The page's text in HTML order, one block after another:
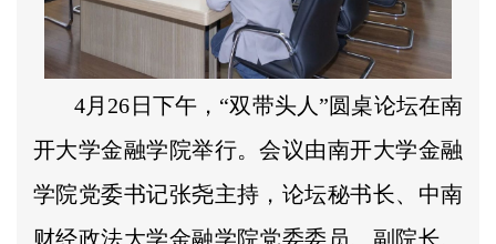
4月26日下午，“双带头人”圆桌论坛在南
开大学金融学院举行。会议由南开大学金融
学院党委书记张尧主持，论坛秘书长、中南
财经政法大学金融学院党委委员、副院长、